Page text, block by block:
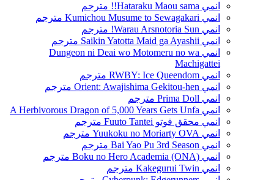
انمي Hataraku Maou sama!! مترجم
انمي Kumichou Musume to Sewagakari مترجم
انمي Warau Arsnotoria Sun! مترجم
انمي Saikin Yatotta Maid ga Ayashii مترجم
انمي Dungeon ni Deai wo Motomeru no wa
Machigattei
انمي RWBY: Ice Queendom مترجم
انمي Orient: Awajishima Gekitou-hen مترجم
انمي Prima Doll مترجم
انمي A Herbivorous Dragon of 5,000 Years Gets Unfa
انمي محقق فوتو Fuuto Tantei مترجم
انمي Yuukoku no Moriarty OVA مترجم
انمي Bai Yao Pu 3rd Season مترجم
انمي Boku no Hero Academia (ONA) مترجم
انمي Kakegurui Twin مترجم